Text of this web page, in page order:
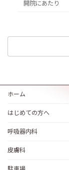
開院にあたり
ホーム
はじめての方へ
呼吸器内科
皮膚科